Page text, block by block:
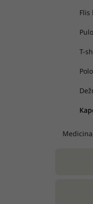
Flis
T-